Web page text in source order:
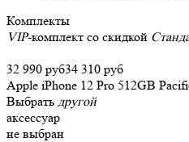
Комплекты
VIP-комплект со скидкой
32 990 руб34 310 руб
Apple iPhone 12 Pro 512GB
Выбрать другой
аксессуар
не выбран